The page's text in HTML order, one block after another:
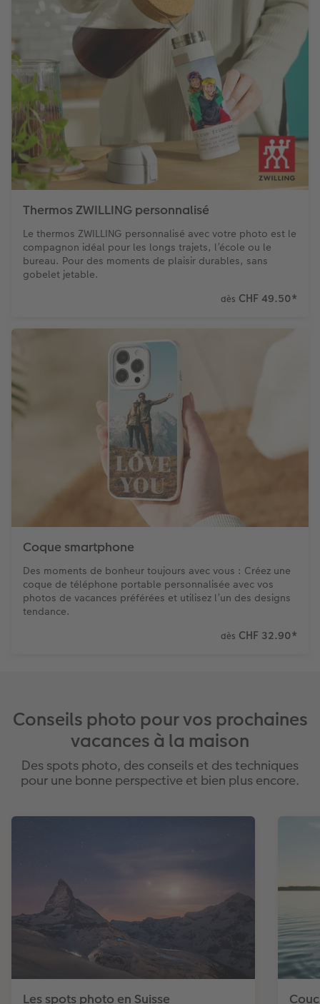
Thermos ZWILLING personnalisé
Le thermos ZWILLING personnalisé avec votre photo est le
compagnon idéal pour les longs trajets, l’école ou le
bureau. Pour des moments de plaisir durables, sans
gobelet jetable.
dès CHF 49.50*
Coque smartphone
Des moments de bonheur toujours avec vous : Créez une
coque de téléphone portable personnalisée avec vos
photos de vacances préférées et utilisez l’un des designs
tendance.
dès CHF 32.90*
Conseils photo pour vos prochaines
vacances à la maison
Des spots photo, des conseils et des techniques
pour une bonne perspective et bien plus encore.
Les spots photo en Suisse